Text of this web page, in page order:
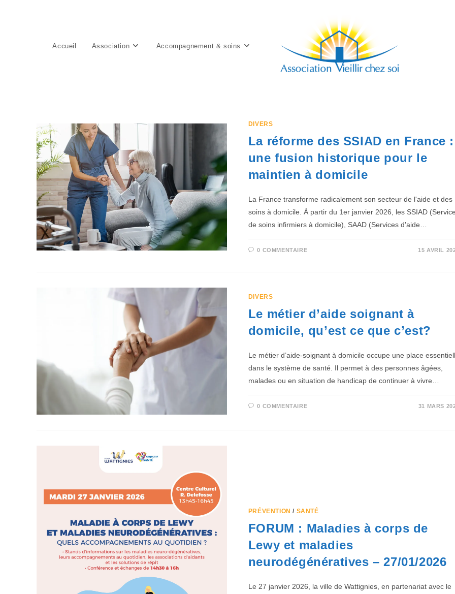
Accueil Association Accompagnement & soins
DIVERS
La réforme des SSIAD en France :
une fusion historique pour le
maintien à domicile
La France transforme radicalement son secteur de l'aide et des
soins à domicile. À partir du 1er janvier 2026, les SSIAD
de soins infirmiers à domicile), SAAD (Services d'aide…
0 COMMENTAIRE 15 AVRIL
DIVERS
Le métier d’aide soignant à
domicile, qu’est ce que c’est?
Le métier d’aide-soignant à domicile occupe une place
dans le système de santé. Il permet à des personnes âgées,
malades ou en situation de handicap de continuer à vivre…
0 COMMENTAIRE 31 MARS
PRÉVENTION / SANTÉ
FORUM : Maladies à corps de
Lewy et maladies
neurodégénératives – 27/01/2026
Le 27 janvier 2026, la ville de Wattignies, en partenariat avec le